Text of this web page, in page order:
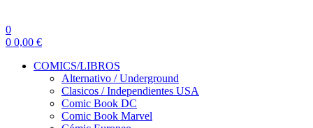
0
0 0,00 €
COMICS/LIBROS
Alternativo / Underground
Clasicos / Independientes USA
Comic Book DC
Comic Book Marvel